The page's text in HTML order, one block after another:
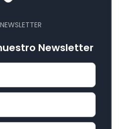
Newsletter